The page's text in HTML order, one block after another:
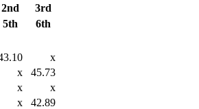
2nd
3rd
5th
6th
x
x
45.73
x
x
x
42.89